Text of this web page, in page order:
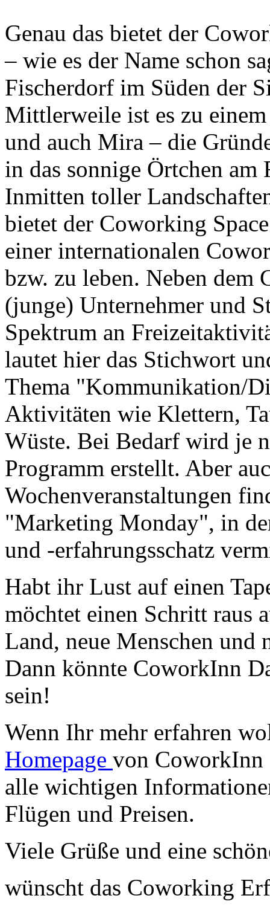
Genau das bietet der
– wie es der Name schon
Fischerdorf im Süden der
Mittlerweile ist es zu
und auch Mira – die
in das sonnige Örtchen am
Inmitten toller
bietet der Coworking
einer internationalen
bzw. zu leben. Neben dem
(junge) Unternehmer und
Spektrum an
lautet hier das Stichwort
Thema "Kommunikation/
Aktivitäten wie Klettern,
Wüste. Bei Bedarf wird je
Programm erstellt. Aber
Wochenveranstaltungen
"Marketing Monday", in
und -erfahrungsschatz
Habt ihr Lust auf einen
möchtet einen Schritt raus
Land, neue Menschen und
Dann könnte CoworkInn
sein!
Wenn Ihr mehr erfahren
Homepage von CoworkInn
alle wichtigen
Flügen und Preisen.
Viele Grüße und eine
wünscht das Coworking